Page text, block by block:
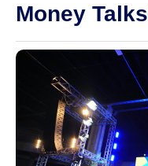
Money Talks